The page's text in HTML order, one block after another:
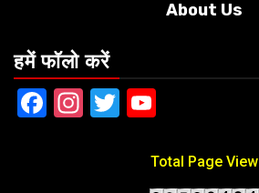
About Us
हमें फॉलो करें
Facebook
Instagram
Twitter
Total Page View